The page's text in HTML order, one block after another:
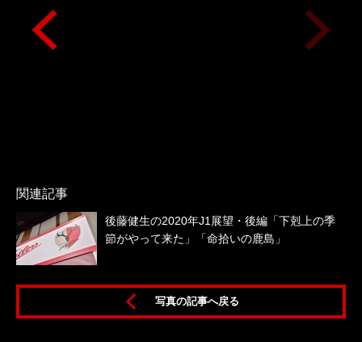
関連記事
後藤健生の2020年J1展望・後編「下剋上の季
節がやって来た」「命拾いの鹿島」
写真の記事へ戻る